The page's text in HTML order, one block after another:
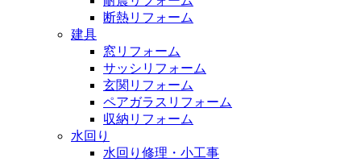
断熱リフォーム
建具
窓リフォーム
サッシリフォーム
玄関リフォーム
ペアガラスリフォーム
収納リフォーム
水回り
水回り修理・小工事